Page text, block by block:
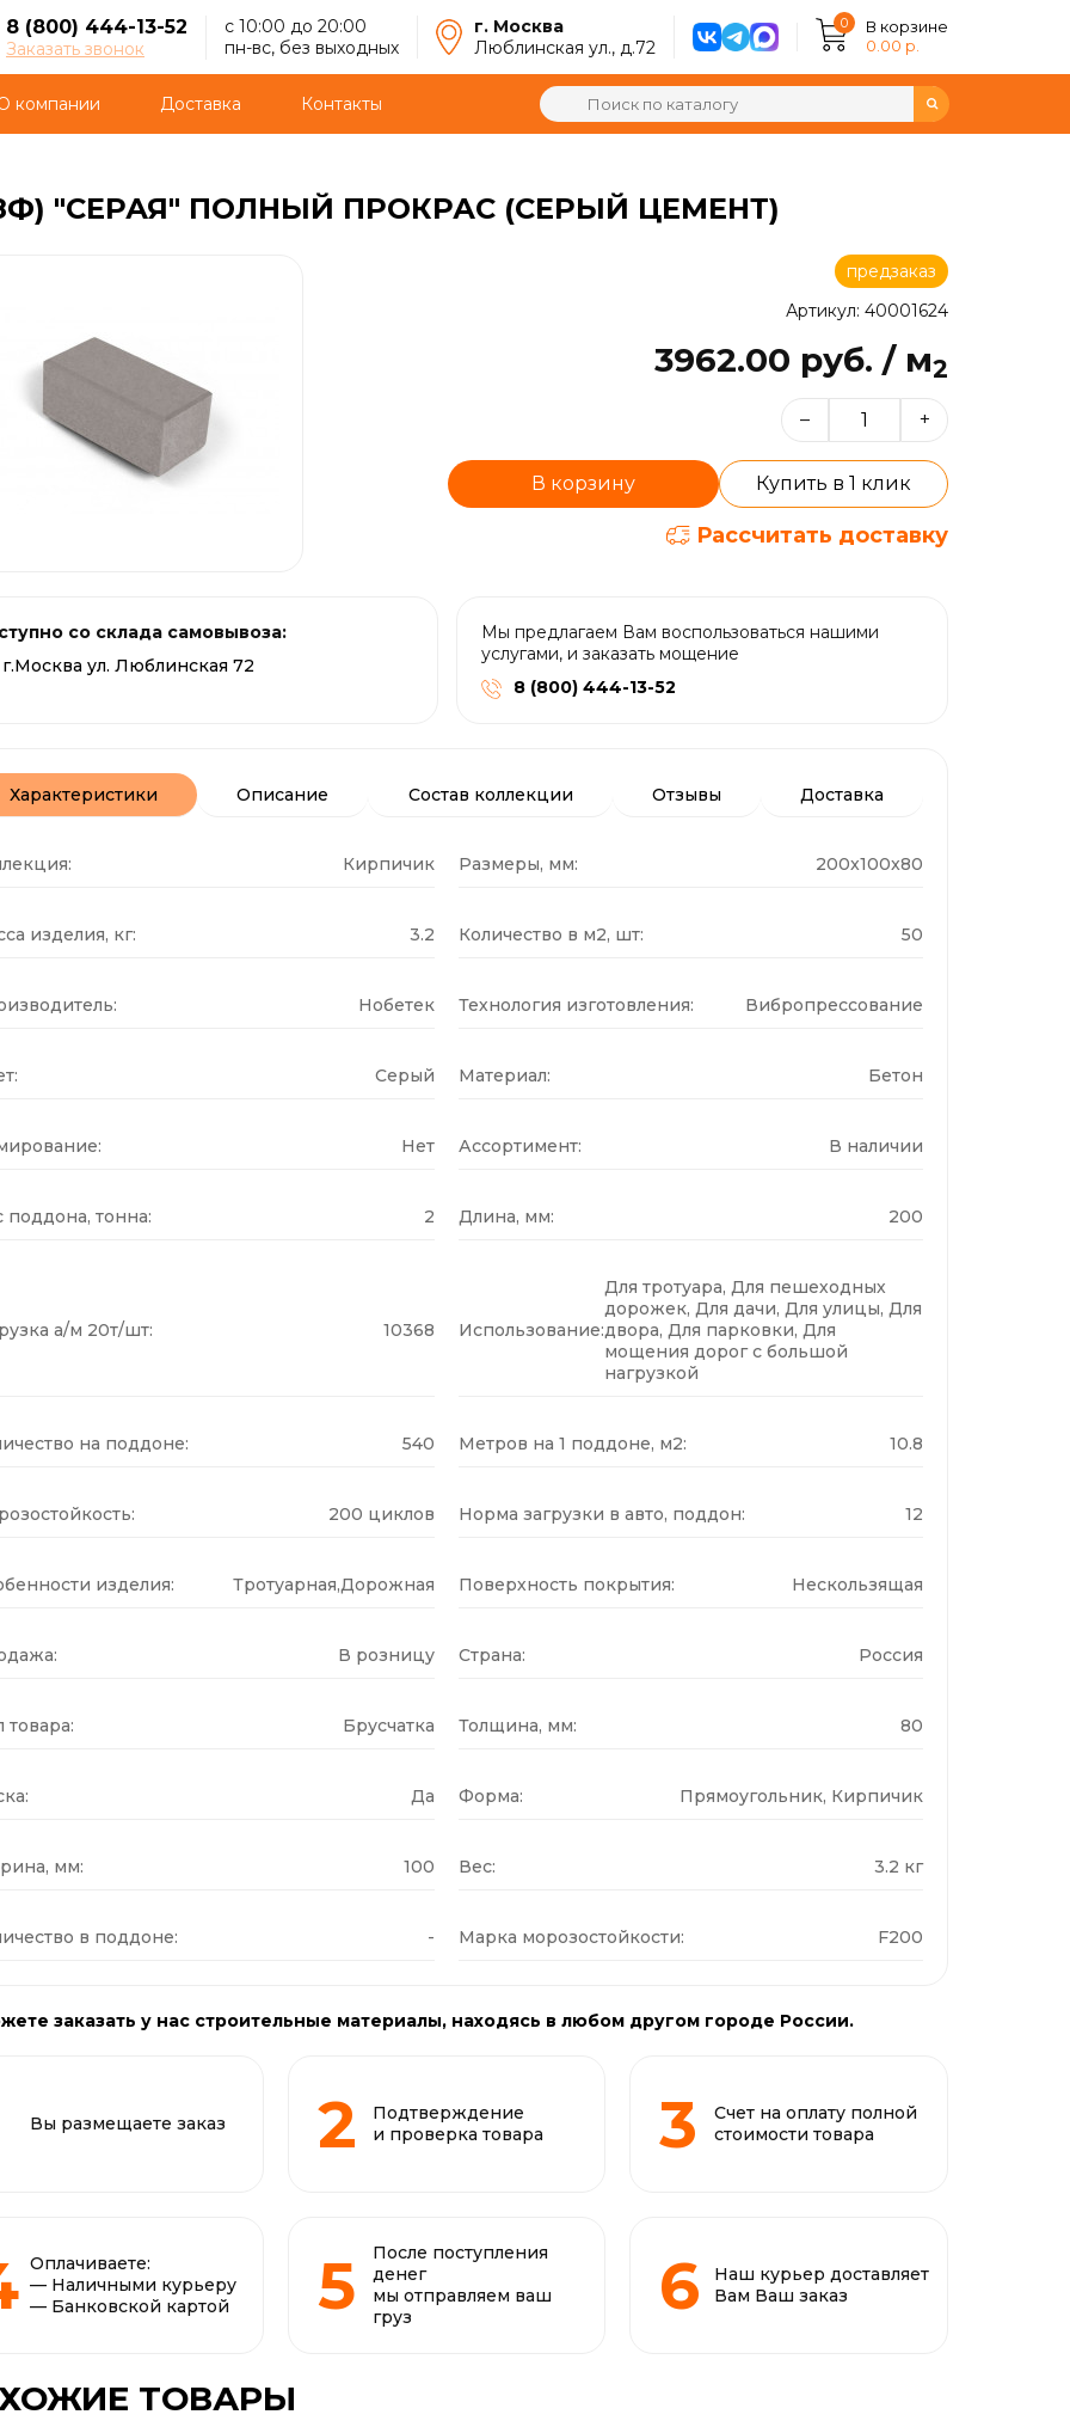
8 (800) 444-13-52
Заказать звонок
с 10:00 до 20:00
пн-вс, без выходных
г. Москва
Люблинская ул., д.72
0
В корзине
0.00 р.
компании Доставка Контакты
"СЕРАЯ" ПОЛНЫЙ ПРОКРАС (СЕРЫЙ ЦЕМЕНТ)
предзаказ
Артикул: 40001624
3962.00 руб. / м2
– +
В корзину Купить в 1 клик
Рассчитать доставку
со склада самовывоза:
г.Москва ул. Люблинская 72
Мы предлагаем Вам воспользоваться нашими
услугами, и заказать мощение
8 (800) 444-13-52
Характеристики Описание Состав коллекции Отзывы Доставка
Кирпичик Размеры, мм: 200x100x80
изделия, кг: 3.2 Количество в м2, шт: 50
Нобетек Технология изготовления: Вибропрессование
Серый Материал: Бетон
Нет Ассортимент: В наличии
поддона, тонна: 2 Длина, мм: 200
а/м 20т/шт: 10368 Использование:
Для тротуара, Для пешеходных
дорожек, Для дачи, Для улицы, Для
двора, Для парковки, Для
мощения дорог с большой
нагрузкой
на поддоне: 540 Метров на 1 поддоне, м2: 10.8
200 циклов Норма загрузки в авто, поддон: 12
изделия: Тротуарная,Дорожная Поверхность покрытия: Нескользящая
В розницу Страна: Россия
товара: Брусчатка Толщина, мм: 80
Да Форма: Прямоугольник, Кирпичик
мм: 100 Вес: 3.2 кг
в поддоне: - Марка морозостойкости: F200
заказать у нас строительные материалы, находясь в любом другом городе России.
Вы размещаете заказ
Подтверждение
и проверка товара
Счет на оплату полной
стоимости товара
Оплачиваете:
— Наличными курьеру
— Банковской картой
После поступления
денег
мы отправляем ваш
груз
Наш курьер доставляет
Вам Ваш заказ
ТОВАРЫ